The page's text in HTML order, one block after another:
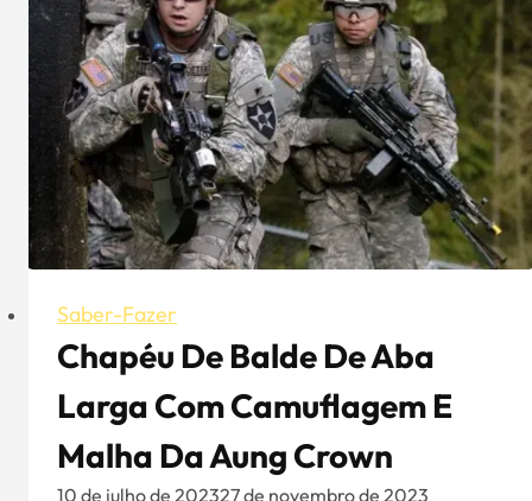
verde-
azeitona
elegante
e
bonito?
Saber-Fazer
Chapéu De Balde De Aba
Larga Com Camuflagem E
Malha Da Aung Crown
10 de julho de 202327 de novembro de 2023